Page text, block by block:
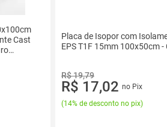
Cast
Placa de Isopor com
EPS T1F 15mm 100x50cm -
R$ 19,79
R$ 17,02 no Pix
(14% de desconto no pix)